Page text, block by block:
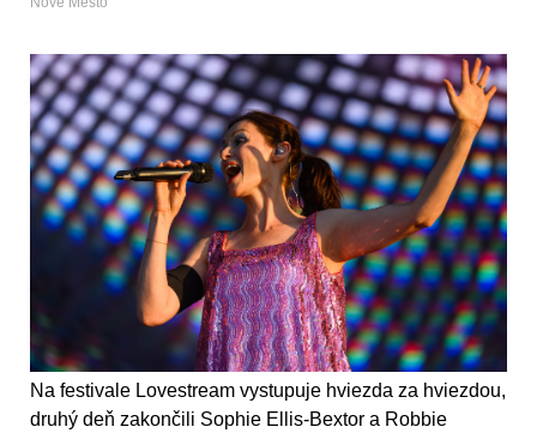
Na festivale Lovestream vystupuje hviezda za hviezdou,
druhý deň zakončili Sophie Ellis-Bextor a Robbie